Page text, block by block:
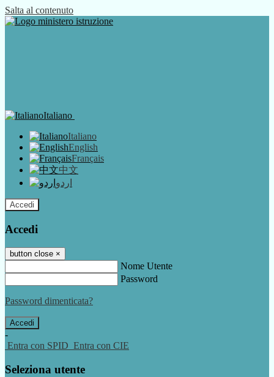
Salta al contenuto
Italiano
Italiano
English
Français
中文
اردو
Accedi
Accedi
button close ×
Nome Utente
Password
Password dimenticata?
-
Entra con SPID Entra con CIE
Seleziona utente